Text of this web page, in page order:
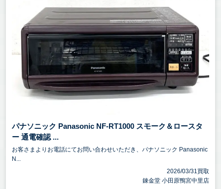
パナソニック Panasonic NF-RT1000 スモーク＆ロースタ
ー 通電確認 ...
お客さまよりお電話にてお問い合わせいただき、パナソニック Panasonic
N...
2026/03/31買取
錬金堂 小田原鴨宮中里店